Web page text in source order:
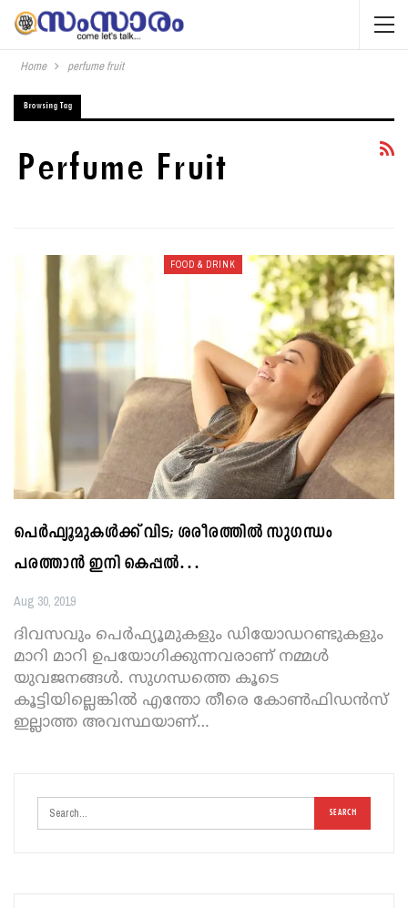
Home perfume fruit
Browsing Tag
Perfume Fruit
FOOD & DRINK
പെര്‍ഫ്യൂമുകള്‍ക്ക് വിട; ശരീരത്തില്‍ സുഗന്ധം
പരത്താന്‍ ഇനി കെപ്പല്‍…
Aug 30, 2019
ദിവസവും പെര്‍ഫ്യൂമുകളും ഡിയോഡറണ്ടുകളും
മാറി മാറി ഉപയോഗിക്കുന്നവരാണ് നമ്മള്‍
യുവജനങ്ങള്‍. സുഗന്ധത്തെ കൂടെ
കൂട്ടിയില്ലെങ്കില്‍ എന്തോ തീരെ കോണ്‍ഫിഡന്‍സ്
ഇല്ലാത്ത അവസ്ഥയാണ്…